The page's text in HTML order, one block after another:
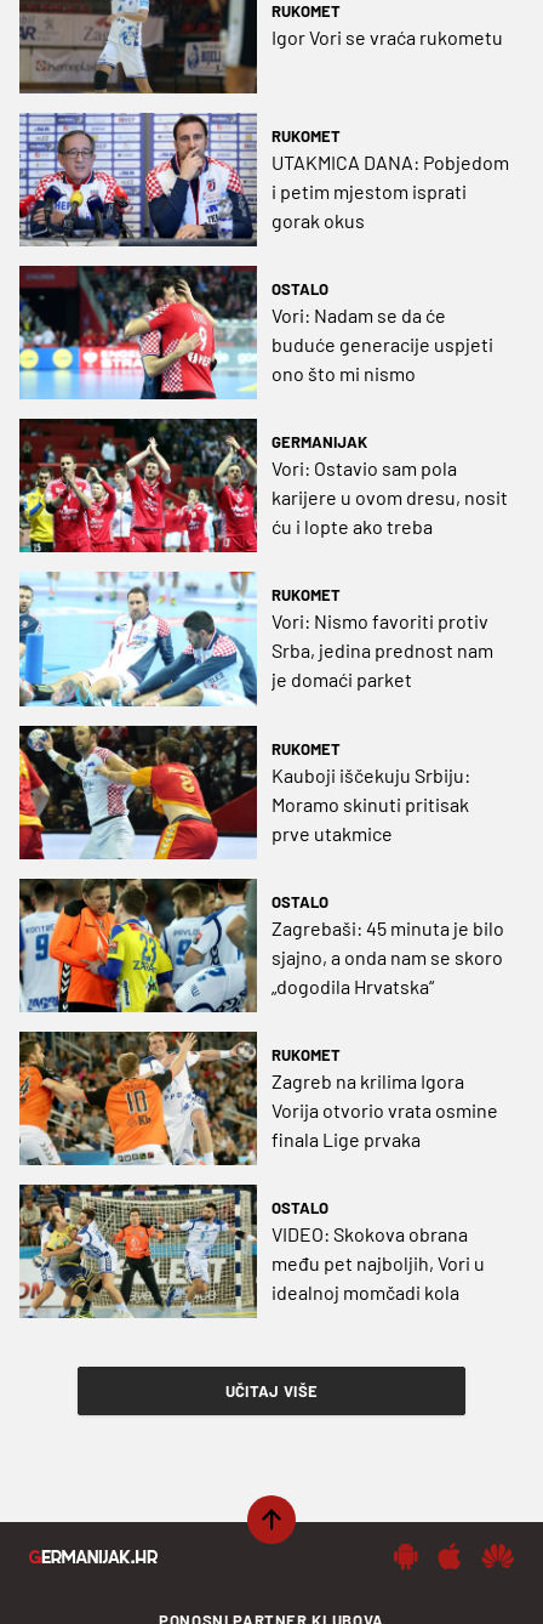
RUKOMET
Igor Vori se vraća rukometu
RUKOMET
UTAKMICA DANA: Pobjedom
i petim mjestom isprati
gorak okus
OSTALO
Vori: Nadam se da će
buduće generacije uspjeti
ono što mi nismo
GERMANIJAK
Vori: Ostavio sam pola
karijere u ovom dresu, nosit
ću i lopte ako treba
RUKOMET
Vori: Nismo favoriti protiv
Srba, jedina prednost nam
je domaći parket
RUKOMET
Kauboji iščekuju Srbiju:
Moramo skinuti pritisak
prve utakmice
OSTALO
Zagrebaši: 45 minuta je bilo
sjajno, a onda nam se skoro
„dogodila Hrvatska“
RUKOMET
Zagreb na krilima Igora
Vorija otvorio vrata osmine
finala Lige prvaka
OSTALO
VIDEO: Skokova obrana
među pet najboljih, Vori u
idealnoj momčadi kola
UČITAJ VIŠE